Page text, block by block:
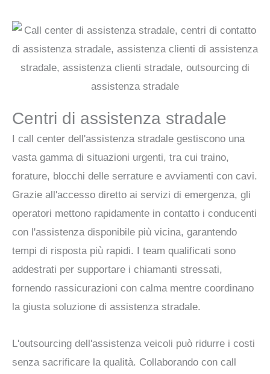
Centri di assistenza stradale
I call center dell'assistenza stradale gestiscono una
vasta gamma di situazioni urgenti, tra cui traino,
forature, blocchi delle serrature e avviamenti con cavi.
Grazie all'accesso diretto ai servizi di emergenza, gli
operatori mettono rapidamente in contatto i conducenti
con l'assistenza disponibile più vicina, garantendo
tempi di risposta più rapidi. I team qualificati sono
addestrati per supportare i chiamanti stressati,
fornendo rassicurazioni con calma mentre coordinano
la giusta soluzione di assistenza stradale.
L'outsourcing dell'assistenza veicoli può ridurre i costi
senza sacrificare la qualità. Collaborando con call